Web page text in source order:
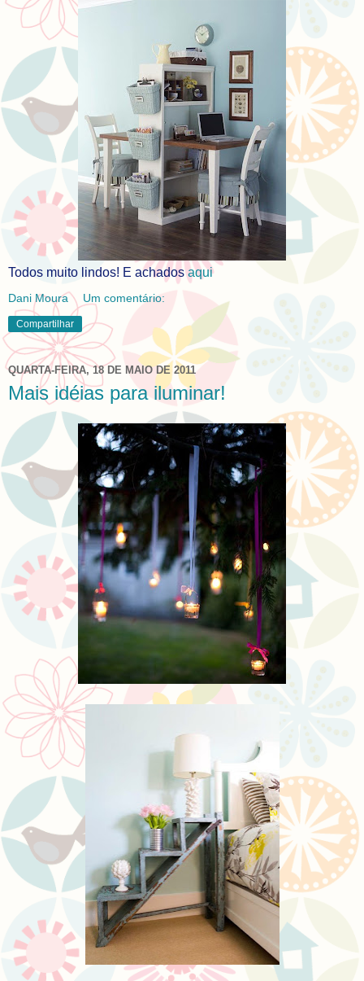
Todos muito lindos! E achadosaqui
Dani Moura Um comentário:
Compartilhar
QUARTA-FEIRA, 18 DE MAIO DE 2011
Mais idéias para iluminar!